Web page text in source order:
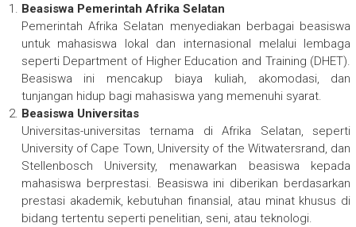
Beasiswa Pemerintah Afrika Selatan
Pemerintah Afrika Selatan menyediakan berbagai beasiswa
untuk mahasiswa lokal dan internasional melalui lembaga
seperti Department of Higher Education and Training (DHET).
Beasiswa ini mencakup biaya kuliah, akomodasi, dan
tunjangan hidup bagi mahasiswa yang memenuhi syarat.
Beasiswa Universitas
Universitas-universitas ternama di Afrika Selatan, seperti
University of Cape Town, University of the Witwatersrand, dan
Stellenbosch University, menawarkan beasiswa kepada
mahasiswa berprestasi. Beasiswa ini diberikan berdasarkan
prestasi akademik, kebutuhan finansial, atau minat khusus di
bidang tertentu seperti penelitian, seni, atau teknologi.